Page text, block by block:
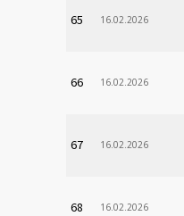
65 16.02.2026
66 16.02.2026
67 16.02.2026
68 16.02.2026